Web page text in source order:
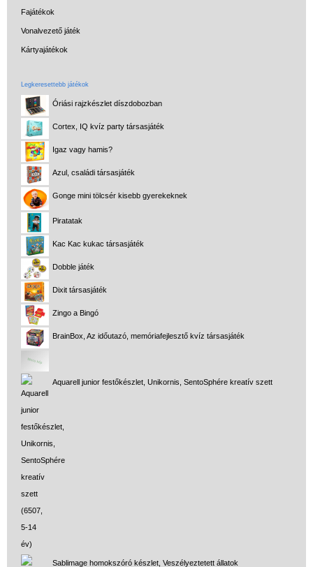
Fajátékok
Vonalvezető játék
Kártyajátékok
Legkeresettebb játékok
Óriási rajzkészlet díszdobozban
Cortex, IQ kvíz party társasjáték
Igaz vagy hamis?
Azul, családi társasjáték
Gonge mini tölcsér kisebb gyerekeknek
Piratatak
Kac Kac kukac társasjáték
Dobble játék
Dixit társasjáték
Zingo a Bingó
BrainBox, Az időutazó, memóriafejlesztő kvíz társasjáték
Aquarell junior festőkészlet, Unikornis, SentoSphére kreatív szett
Sablimage homokszóró készlet, Veszélyeztetett állatok